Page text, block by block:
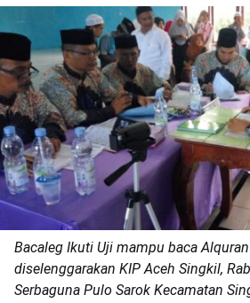
Bacaleg Ikuti Uji mampu baca
diselenggarakan KIP Aceh Singkil,
Serbaguna Pulo Sarok Kecamatan